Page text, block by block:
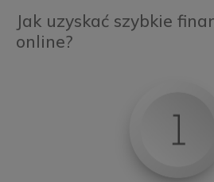
Jak uzyskać szybkie
online?